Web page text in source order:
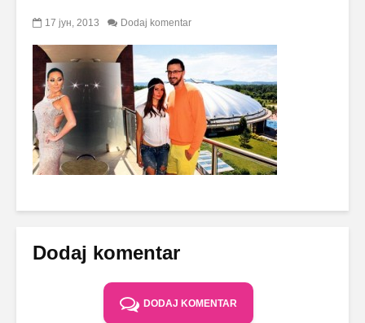
17 јун, 2013 Dodaj komentar
Dodaj komentar
DODAJ KOMENTAR